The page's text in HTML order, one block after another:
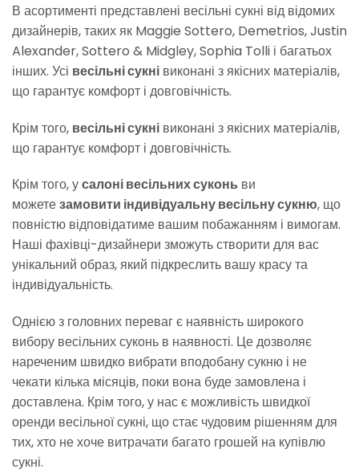
В асортименті представлені весільні сукні від відомих
дизайнерів, таких як Maggie Sottero, Demetrios, Justin
Alexander, Sottero & Midgley, Sophia Tolli і багатьох
інших. Усі весільні сукні виконані з якісних матеріалів,
що гарантує комфорт і довговічність.
Крім того, весільні сукні виконані з якісних матеріалів,
що гарантує комфорт і довговічність.
Крім того, усалоні весільних суконь ви
можетезамовити індивідуальну весільну сукню, що
повністю відповідатиме вашим побажанням і вимогам.
Наші фахівці-дизайнери зможуть створити для вас
унікальний образ, який підкреслить вашу красу та
індивідуальність.
Однією з головних переваг є наявність широкого
вибору весільних суконь в наявності. Це дозволяє
нареченим швидко вибрати вподобану сукню і не
чекати кілька місяців, поки вона буде замовлена і
доставлена. Крім того, у нас є можливість швидкої
оренди весільної сукні, що стає чудовим рішенням для
тих, хто не хоче витрачати багато грошей на купівлю
сукні.